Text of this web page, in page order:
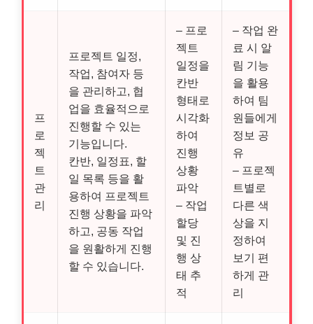
프
로
젝
트
관
리
프로젝트 일정,
작업, 참여자 등
을 관리하고, 협
업을 효율적으로
진행할 수 있는
기능입니다.
칸반, 일정표, 할
일 목록 등을 활
용하여 프로젝트
진행 상황을 파악
하고, 공동 작업
을 원활하게 진행
할 수 있습니다.
– 프로
젝트
일정을
칸반
형태로
시각화
하여
진행
상황
파악
– 작업
할당
및 진
행 상
태 추
적
– 작업 완
료 시 알
림 기능
을 활용
하여 팀
원들에게
정보 공
유
– 프로젝
트별로
다른 색
상을 지
정하여
보기 편
하게 관
리